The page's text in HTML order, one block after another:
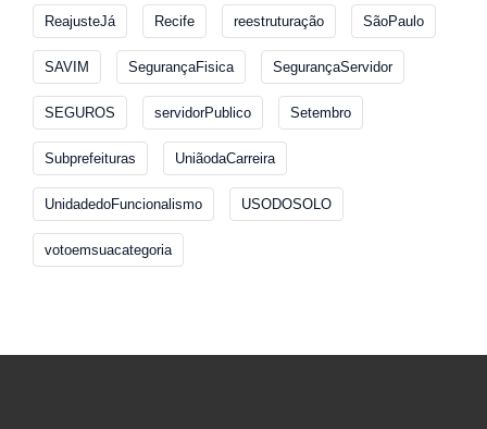
ReajusteJá Recife reestruturação SãoPaulo
SAVIM SegurançaFisica SegurançaServidor
SEGUROS servidorPublico Setembro
Subprefeituras UniãodaCarreira
UnidadedoFuncionalismo USODOSOLO
votoemsuacategoria